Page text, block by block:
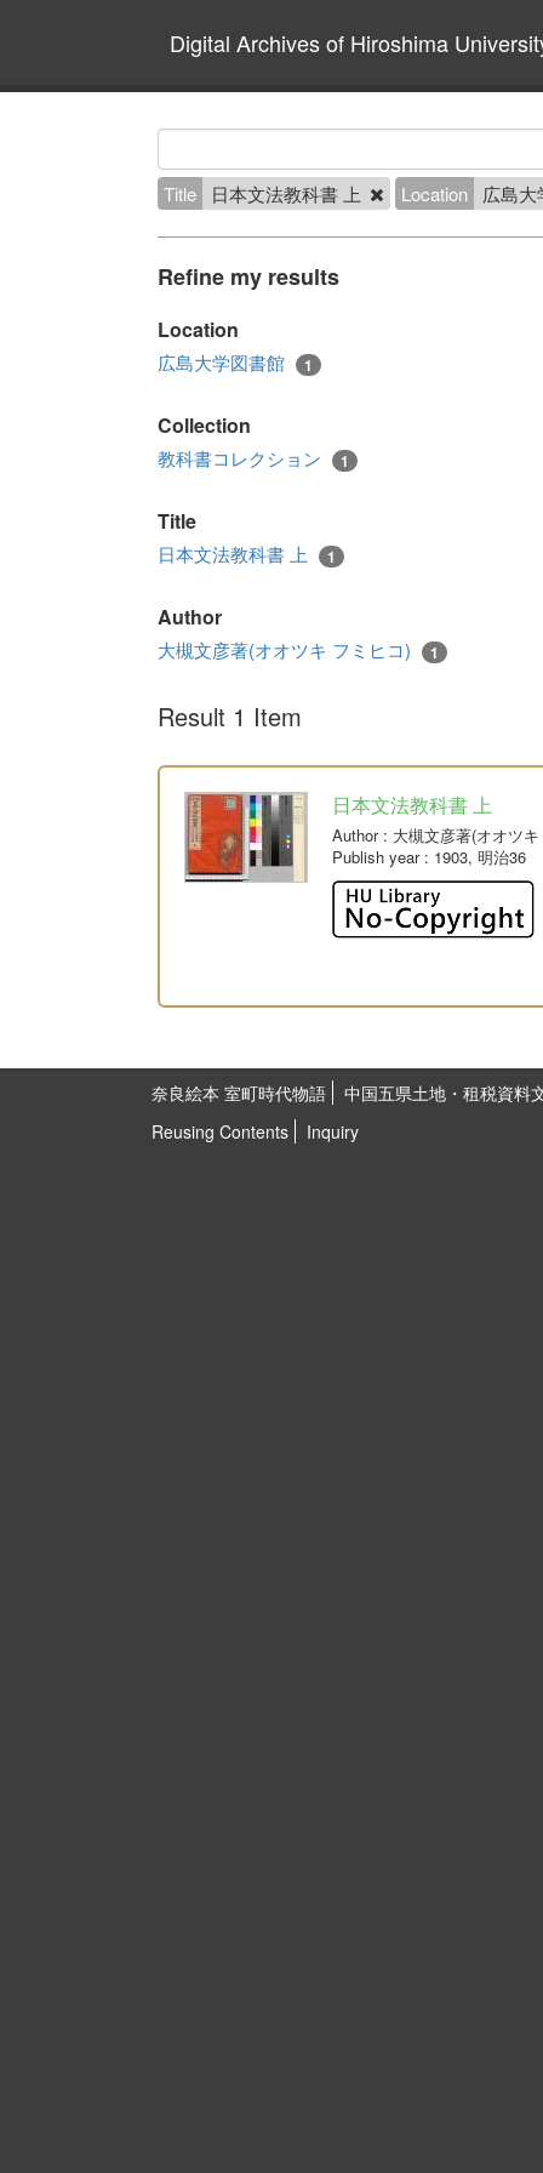
Digital Archives of Hiroshima
Title 日本文法教科書 上 Location 広島
Refine my results
Location
広島大学図書館 1
Collection
教科書コレクション 1
Title
日本文法教科書 上 1
Author
大槻文彦著(オオツキ フミヒコ) 1
Result 1 Item
日本文法教科書 上
Author: 大槻文彦著(オオツ
Publish year: 1903, 明治36
奈良絵本 室町時代物語
中国五県土地・租税資料
Reusing Contents
Inquiry